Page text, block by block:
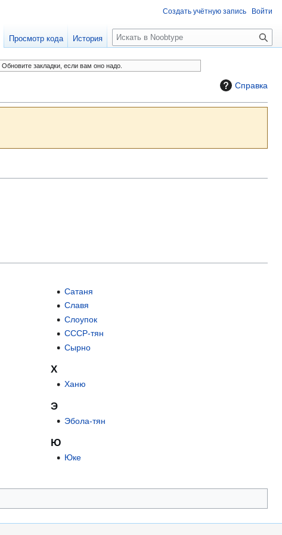
. Обновите закладки, если вам оно надо.
Справка
Сатаня
Славя
Слоупок
СССР-тян
Сырно
Х
Ханю
Э
Эбола-тян
Ю
Юке
Создать учётную запись Войти
Просмотр кода История
П
о
и
с